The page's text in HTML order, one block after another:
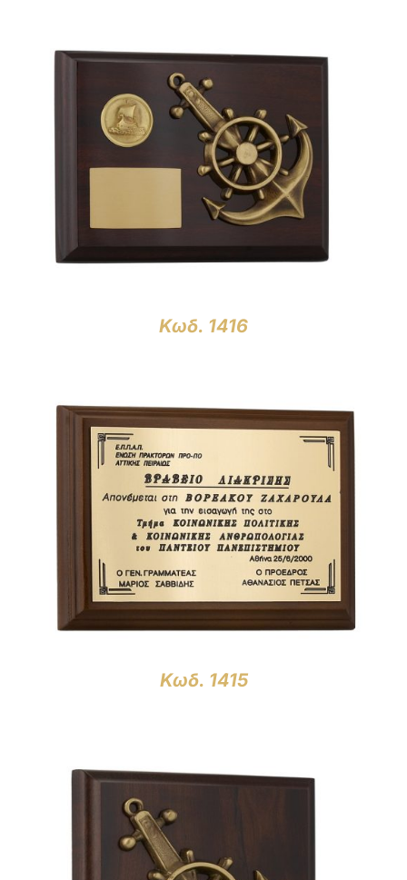
ΛΕΠΤΟΜΈΡΕΙΕΣ
Κωδ. 1416
ΛΕΠΤΟΜΈΡΕΙΕΣ
Κωδ. 1415